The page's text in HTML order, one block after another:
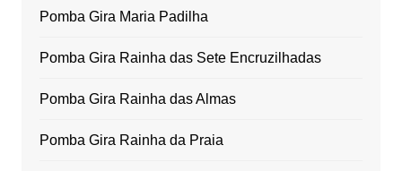
Pomba Gira Maria Padilha
Pomba Gira Rainha das Sete Encruzilhadas
Pomba Gira Rainha das Almas
Pomba Gira Rainha da Praia